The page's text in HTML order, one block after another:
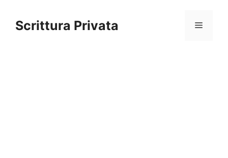
contenuto
Scrittura Privata Menu